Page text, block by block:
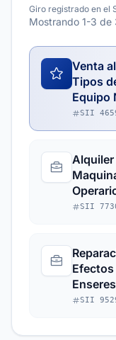
Giro registrado en el
Mostrando 1-3 de
Venta
Tipos
Equipo
SII
SII
SII